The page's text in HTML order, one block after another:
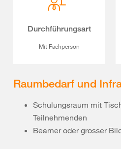
Durchführungsart
Mit Fachperson
Raumbedarf und
Schulungsraum mit
Teilnehmenden
Beamer oder grosser